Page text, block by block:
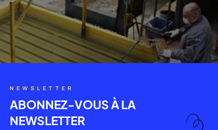
NEWSLETTER
ABONNEZ-VOUS À LA
NEWSLETTER